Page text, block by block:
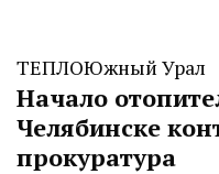
ТЕПЛОЮжный Урал
Начало
Челябинске
прокуратура